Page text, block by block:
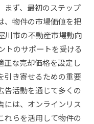
まず、最初のステップ
、物件の市場価値を把
川市の不動産市場動向
トのサポートを受ける
正な売却価格を設定し
引き寄せるための重要
告活動を通じて多くの
には、オンラインリス
れらを活用して物件の